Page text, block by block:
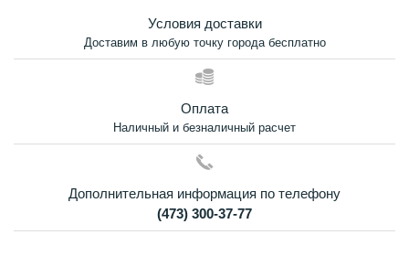
Условия доставки
Доставим в любую точку города бесплатно
Оплата
Наличный и безналичный расчет
Дополнительная информация по телефону
(473) 300-37-77